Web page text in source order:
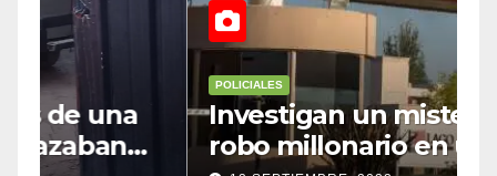
Investigan un misterioso
robo millonario en un barrio